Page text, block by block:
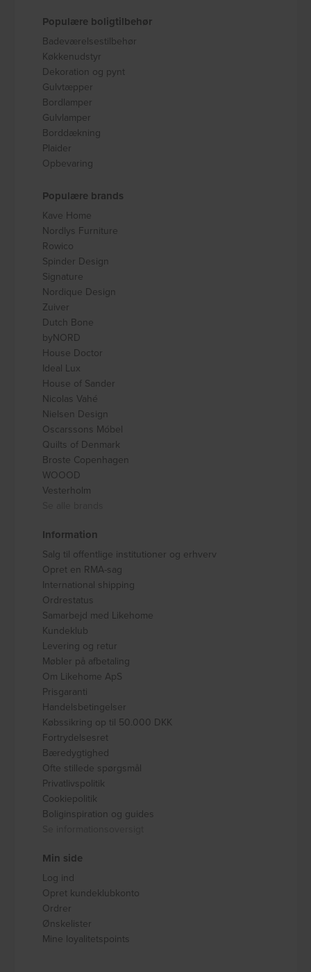
Populære boligtilbehør
Badeværelsestilbehør
Køkkenudstyr
Dekoration og pynt
Gulvtæpper
Bordlamper
Gulvlamper
Borddækning
Plaider
Opbevaring
Populære brands
Kave Home
Nordlys Furniture
Rowico
Spinder Design
Signature
Nordique Design
Zuiver
Dutch Bone
byNORD
House Doctor
Ideal Lux
House of Sander
Nicolas Vahé
Nielsen Design
Oscarssons Móbel
Quilts of Denmark
Broste Copenhagen
WOOOD
Vesterholm
Information
Salg til offentlige institutioner og erhverv
Opret en RMA-sag
International shipping
Ordrestatus
Samarbejd med Likehome
Kundeklub
Levering og retur
Møbler på afbetaling
Om Likehome ApS
Prisgaranti
Handelsbetingelser
Købssikring op til 50.000 DKK
Fortrydelsesret
Bæredygtighed
Ofte stillede spørgsmål
Privatlivspolitik
Cookiepolitik
Boliginspiration og guides
Min side
Log ind
Opret kundeklubkonto
Ordrer
Ønskelister
Mine loyalitetspoints